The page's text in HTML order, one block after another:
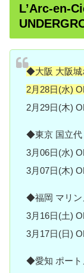
L’Arc-en-
◆大阪 大阪城
2月28日(水)
2月29日(木)
◆東京 国立代
3月06日(水)
3月07日(木)
◆福岡 マリン
3月16日(土)
3月17日(日)
◆愛知 ポート